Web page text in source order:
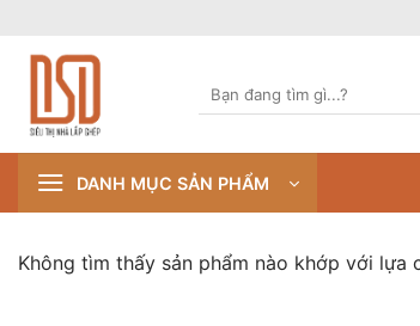
content
Tìm
kiếm:
DANH MỤC SẢN PHẨM
Không tìm thấy sản phẩm nào khớp với lựa